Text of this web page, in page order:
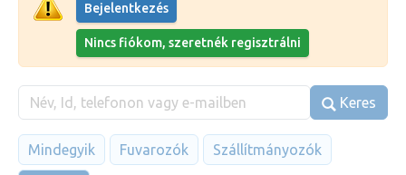
Bejelentkezés
Nincs fiókom, szeretnék regisztrálni
Keres
Mindegyik Fuvarozók Szállítmányozók